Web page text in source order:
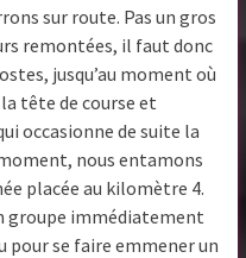
sur route. Pas un gros
remontées, il faut donc
jusqu’au moment où
tête de course et
occasionne de suite la
nous entamons
placée au kilomètre 4.
groupe immédiatement
pour se faire emmener un